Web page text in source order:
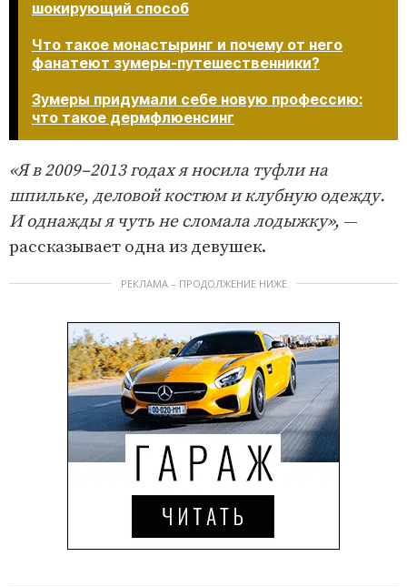
шокирующий способ
Что такое монастыринг и почему от него
фанатеют зумеры-путешественники?
Зумеры придумали себе новую профессию:
что такое дермфлюенсинг
«Я в 2009–2013 годах я носила туфли на
шпильке, деловой костюм и клубную одежду.
И однажды я чуть не сломала лодыжку», —
рассказывает одна из девушек.
РЕКЛАМА – ПРОДОЛЖЕНИЕ НИЖЕ